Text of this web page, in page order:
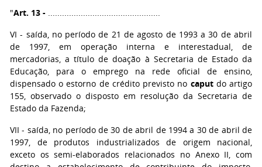
"Art. 13 - ................................................
VI - saída, no período de 21 de agosto de 1993 a 30 de abril
de 1997, em operação interna e interestadual, de
mercadorias, a título de doação à Secretaria de Estado da
Educação, para o emprego na rede oficial de ensino,
dispensado o estorno de crédito previsto no caputdo artigo
155, observado o disposto em resolução da Secretaria de
Estado da Fazenda;
VII - saída, no período de 30 de abril de 1994 a 30 de abril de
1997, de produtos industrializados de origem nacional,
exceto os semi-elaborados relacionados no Anexo II, com